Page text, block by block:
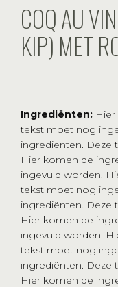
COQ AU
KIP) MET
Ingrediënten:
tekst moet nog
ingrediënten. Deze
Hier komen de
ingevuld worden.
tekst moet nog
ingrediënten. Deze
Hier komen de
ingevuld worden.
tekst moet nog
ingrediënten. Deze
Hier komen de